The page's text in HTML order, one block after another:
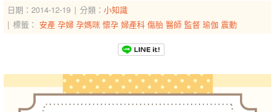
日期：2014-12-19 分類： 小知識
標籤： 安產 孕婦 孕媽咪 懷孕 婦產科 傷胎 醫師 監督 瑜伽 震動